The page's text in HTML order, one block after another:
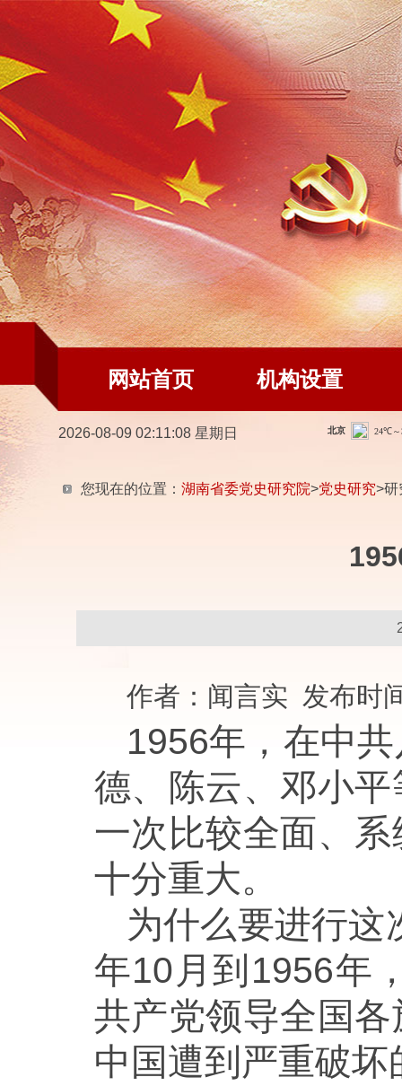
网站首页 机构设置
2026-08-09 02:11:09 星期日
您现在的位置： 湖南省委党史研究院>党史研究>研
作者：闻言实 发布时
1956年，在中
德、陈云、邓小
一次比较全面、
十分重大。
为什么要进行这
年10月到1956年
共产党领导全国
中国遭到严重破